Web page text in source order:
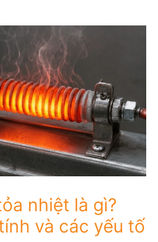
nhiệt là gì?
và các yếu tố